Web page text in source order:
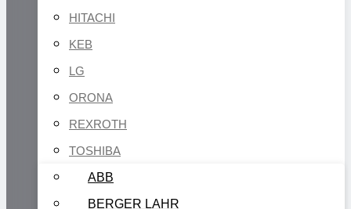
HITACHI
KEB
LG
ORONA
REXROTH
TOSHIBA
ABB
BERGER LAHR